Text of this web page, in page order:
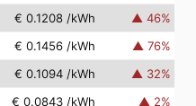
€ 0.1208 /kWh ▲ 46%
€ 0.1456 /kWh ▲ 76%
€ 0.1094 /kWh ▲ 32%
€ 0.0843 /kWh ▲ 2%